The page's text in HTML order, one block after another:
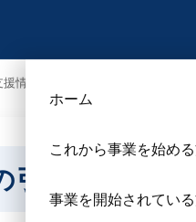
ホーム
これから事業を始め
事業を開始されてい
情報
引上げに向